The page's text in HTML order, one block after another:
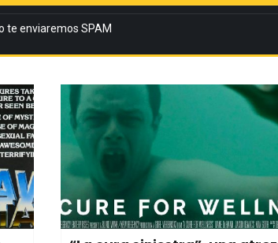
te enviaremos SPAM